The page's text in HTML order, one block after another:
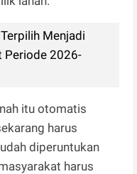
Menjadi
Periode 2026-
itu otomatis
harus
diperuntukan
harus